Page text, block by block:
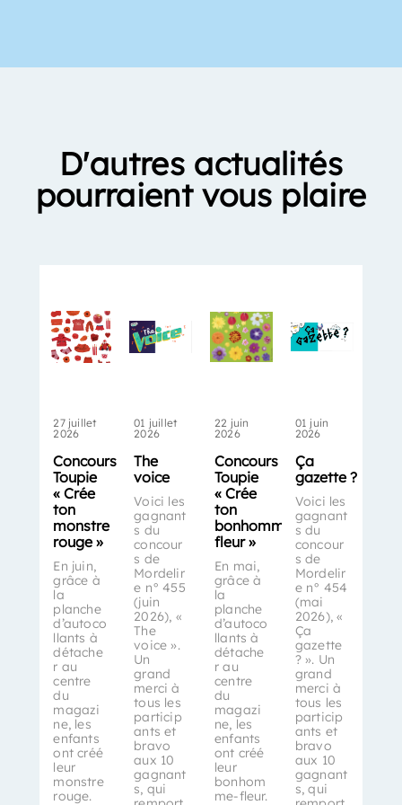
D'autres actualités
pourraient vous plaire
27 juillet
2026
Concours
Toupie
« Crée
ton
monstre
rouge »
En juin,
grâce à
la
planche
d’autoco
llants à
détache
r au
centre
du
magazi
ne, les
enfants
ont créé
leur
monstre
rouge.
01 juillet
2026
The
voice
Voici les
gagnant
s du
concour
s de
Mordelir
e n° 455
(juin
2026), «
The
voice ».
Un
grand
merci à
tous les
particip
ants et
bravo
aux 10
gagnant
s, qui
22 juin
2026
Concours
Toupie
« Crée
ton
bonhomme-
fleur »
En mai,
grâce à
la
planche
d’autoco
llants à
détache
r au
centre
du
magazi
ne, les
enfants
ont créé
leur
bonhom
me-fleur.
01 juin
2026
Ça
gazette ?
Voici les
gagnant
s du
concour
s de
Mordelir
e n° 454
(mai
2026), «
Ça
gazette
? ». Un
grand
merci à
tous les
particip
ants et
bravo
aux 10
gagnant
s, qui